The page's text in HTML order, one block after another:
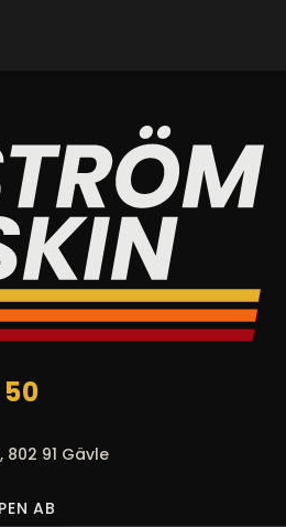
50
91 Gävle
AB